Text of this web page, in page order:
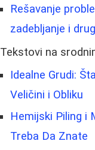
Rešavanje
zadebljanje i
Tekstovi na
Idealne Grudi:
Veličini i Obliku
Hemijski Piling i
Treba Da Znate